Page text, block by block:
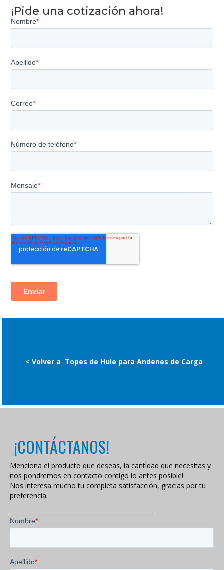
¡Pide una cotización ahora!
< Volver a Topes de Hule para Andenes de Carga
¡CONTÁCTANOS!
Menciona el producto que deseas, la cantidad que necesitas y
nos pondremos en contacto contigo lo antes posible!
Nos interesa mucho tu completa satisfacción, gracias por tu
preferencia.